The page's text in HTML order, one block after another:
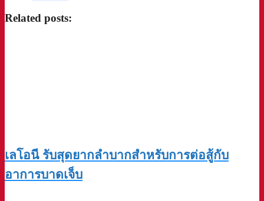
Related posts:
เลโอนี รับสุดยากลำบากสำหรับการต่อสู้กับ
อาการบาดเจ็บ